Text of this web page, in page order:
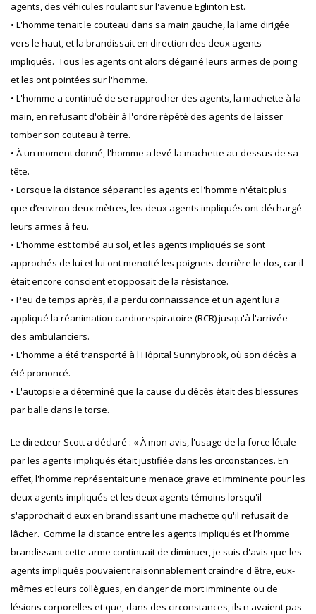
agents, des véhicules roulant sur l'avenue Eglinton Est.
• L'homme tenait le couteau dans sa main gauche, la lame dirigée
vers le haut, et la brandissait en direction des deux agents
impliqués. Tous les agents ont alors dégainé leurs armes de poing
et les ont pointées sur l'homme.
• L'homme a continué de se rapprocher des agents, la machette à la
main, en refusant d'obéir à l'ordre répété des agents de laisser
tomber son couteau à terre.
• À un moment donné, l'homme a levé la machette au-dessus de sa
tête.
• Lorsque la distance séparant les agents et l'homme n'était plus
que d’environ deux mètres, les deux agents impliqués ont déchargé
leurs armes à feu.
• L'homme est tombé au sol, et les agents impliqués se sont
approchés de lui et lui ont menotté les poignets derrière le dos, car il
était encore conscient et opposait de la résistance.
• Peu de temps après, il a perdu connaissance et un agent lui a
appliqué la réanimation cardiorespiratoire (RCR) jusqu'à l'arrivée
des ambulanciers.
• L'homme a été transporté à l'Hôpital Sunnybrook, où son décès a
été prononcé.
• L'autopsie a déterminé que la cause du décès était des blessures
par balle dans le torse.
Le directeur Scott a déclaré : « À mon avis, l'usage de la force létale
par les agents impliqués était justifiée dans les circonstances. En
effet, l'homme représentait une menace grave et imminente pour les
deux agents impliqués et les deux agents témoins lorsqu'il
s'approchait d'eux en brandissant une machette qu'il refusait de
lâcher. Comme la distance entre les agents impliqués et l'homme
brandissant cette arme continuait de diminuer, je suis d'avis que les
agents impliqués pouvaient raisonnablement craindre d'être, eux-
mêmes et leurs collègues, en danger de mort imminente ou de
lésions corporelles et que, dans des circonstances, ils n'avaient pas